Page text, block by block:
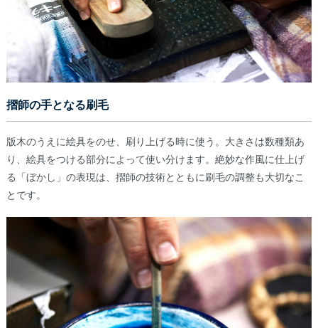
摺師の手となる刷毛
版木のうえに絵具をのせ、刷り上げる時に使う。大きさは数種類あ
り、絵具をつける部分によって使い分けます。絶妙な作風に仕上げ
る「ぼかし」の表現は、摺師の技術とともに刷毛の調整も大切なこ
とです。